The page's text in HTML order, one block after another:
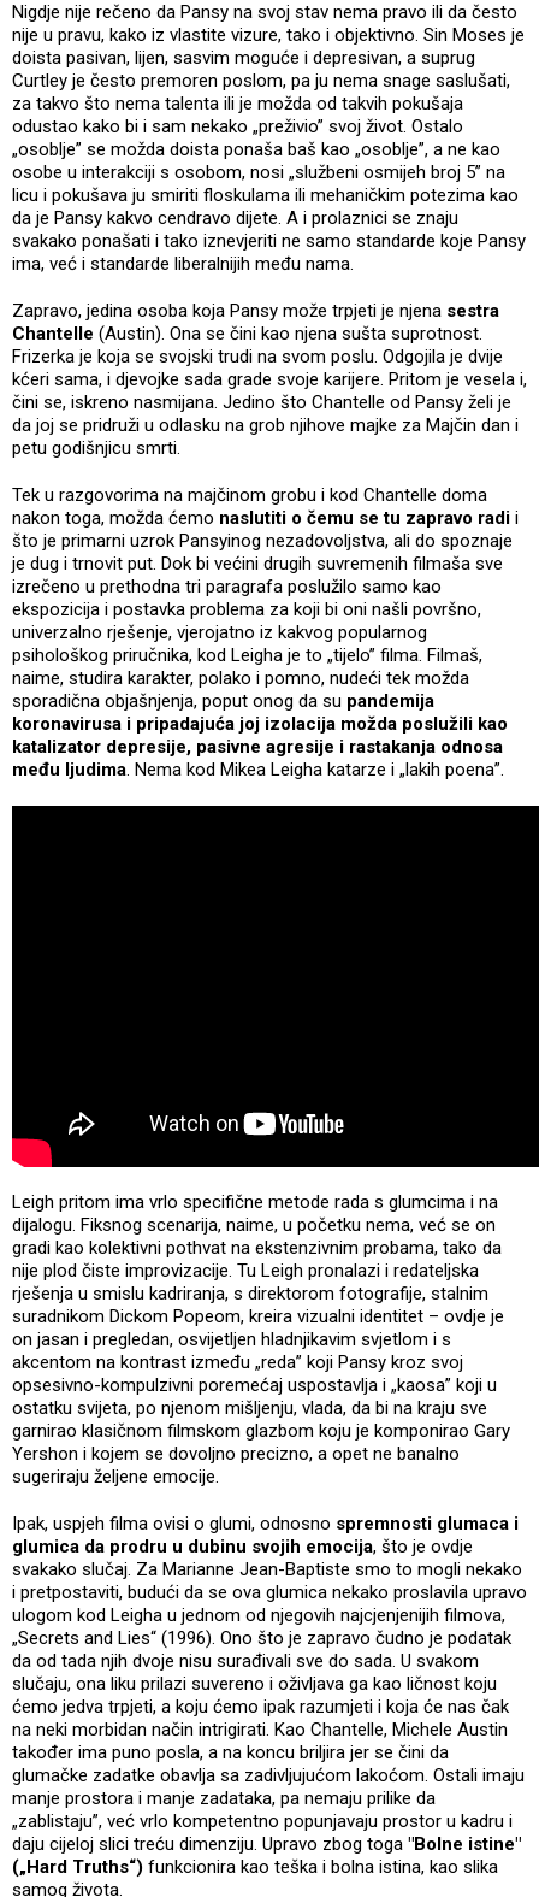
Nigdje nije rečeno da Pansy na svoj stav nema pravo ili da često
nije u pravu, kako iz vlastite vizure, tako i objektivno. Sin Moses je
doista pasivan, lijen, sasvim moguće i depresivan, a suprug
Curtley je često premoren poslom, pa ju nema snage saslušati,
za takvo što nema talenta ili je možda od takvih pokušaja
odustao kako bi i sam nekako „preživio” svoj život. Ostalo
„osoblje” se možda doista ponaša baš kao „osoblje”, a ne kao
osobe u interakciji s osobom, nosi „službeni osmijeh broj 5” na
licu i pokušava ju smiriti floskulama ili mehaničkim potezima kao
da je Pansy kakvo cendravo dijete. A i prolaznici se znaju
svakako ponašati i tako iznevjeriti ne samo standarde koje Pansy
ima, već i standarde liberalnijih među nama.
Zapravo, jedina osoba koja Pansy može trpjeti je njena sestra
Chantelle (Austin). Ona se čini kao njena sušta suprotnost.
Frizerka je koja se svojski trudi na svom poslu. Odgojila je dvije
kćeri sama, i djevojke sada grade svoje karijere. Pritom je vesela i,
čini se, iskreno nasmijana. Jedino što Chantelle od Pansy želi je
da joj se pridruži u odlasku na grob njihove majke za Majčin dan i
petu godišnjicu smrti.
Tek u razgovorima na majčinom grobu i kod Chantelle doma
nakon toga, možda ćemo naslutiti o čemu se tu zapravo radi i
što je primarni uzrok Pansyinog nezadovoljstva, ali do spoznaje
je dug i trnovit put. Dok bi većini drugih suvremenih filmaša sve
izrečeno u prethodna tri paragrafa poslužilo samo kao
ekspozicija i postavka problema za koji bi oni našli površno,
univerzalno rješenje, vjerojatno iz kakvog popularnog
psihološkog priručnika, kod Leigha je to „tijelo” filma. Filmaš,
naime, studira karakter, polako i pomno, nudeći tek možda
sporadična objašnjenja, poput onog da su pandemija
koronavirusa i pripadajuća joj izolacija možda poslužili kao
katalizator depresije, pasivne agresije i rastakanja odnosa
među ljudima. Nema kod Mikea Leigha katarze i „lakih poena”.
Leigh pritom ima vrlo specifične metode rada s glumcima i na
dijalogu. Fiksnog scenarija, naime, u početku nema, već se on
gradi kao kolektivni pothvat na ekstenzivnim probama, tako da
nije plod čiste improvizacije. Tu Leigh pronalazi i redateljska
rješenja u smislu kadriranja, s direktorom fotografije, stalnim
suradnikom Dickom Popeom, kreira vizualni identitet – ovdje je
on jasan i pregledan, osvijetljen hladnjikavim svjetlom i s
akcentom na kontrast između „reda” koji Pansy kroz svoj
opsesivno-kompulzivni poremećaj uspostavlja i „kaosa” koji u
ostatku svijeta, po njenom mišljenju, vlada, da bi na kraju sve
garnirao klasičnom filmskom glazbom koju je komponirao Gary
Yershon i kojem se dovoljno precizno, a opet ne banalno
sugeriraju željene emocije.
Ipak, uspjeh filma ovisi o glumi, odnosno spremnosti glumaca i
glumica da prodru u dubinu svojih emocija, što je ovdje
svakako slučaj. Za Marianne Jean-Baptiste smo to mogli nekako
i pretpostaviti, budući da se ova glumica nekako proslavila upravo
ulogom kod Leigha u jednom od njegovih najcjenjenijih filmova,
„Secrets and Lies“ (1996). Ono što je zapravo čudno je podatak
da od tada njih dvoje nisu surađivali sve do sada. U svakom
slučaju, ona liku prilazi suvereno i oživljava ga kao ličnost koju
ćemo jedva trpjeti, a koju ćemo ipak razumjeti i koja će nas čak
na neki morbidan način intrigirati. Kao Chantelle, Michele Austin
također ima puno posla, a na koncu briljira jer se čini da
glumačke zadatke obavlja sa zadivljujućom lakoćom. Ostali imaju
manje prostora i manje zadataka, pa nemaju prilike da
„zablistaju”, već vrlo kompetentno popunjavaju prostor u kadru i
daju cijeloj slici treću dimenziju. Upravo zbog toga "Bolne istine"
(„Hard Truths“) funkcionira kao teška i bolna istina, kao slika
samog života.